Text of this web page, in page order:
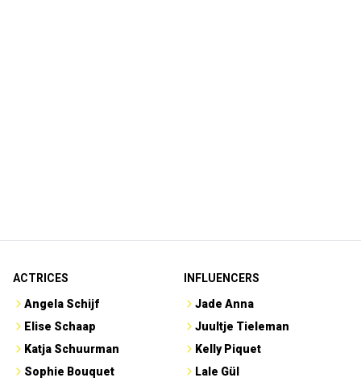
ACTRICES
Angela Schijf
Elise Schaap
Katja Schuurman
Sophie Bouquet
INFLUENCERS
Jade Anna
Juultje Tieleman
Kelly Piquet
Lale Gül